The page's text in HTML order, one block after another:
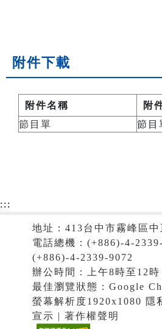
附件下載
附件名稱
附
節目單
節目
:::
地址：413台中市霧峰區
電話總機：(+886)-4-
(+886)-4-2339-9072
辦公時間：上午8時至12
最佳瀏覽狀態：Google
螢幕解析度1920x1080 隱
宣示 | 著作權聲明